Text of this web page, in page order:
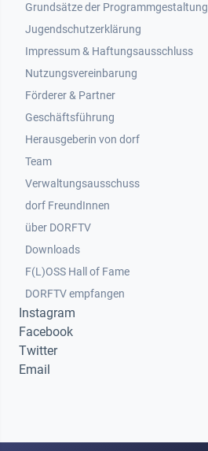
Grundsätze der Programmgestaltung
Jugendschutzerklärung
Impressum & Haftungsausschluss
Nutzungsvereinbarung
Footer 2
Förderer & Partner
Geschäftsführung
Herausgeberin von dorf
Team
Verwaltungsausschuss
dorf FreundInnen
Footer 3
über DORFTV
Downloads
F(L)OSS Hall of Fame
Footer 4
DORFTV empfangen
Instagram
Facebook
Twitter
Email